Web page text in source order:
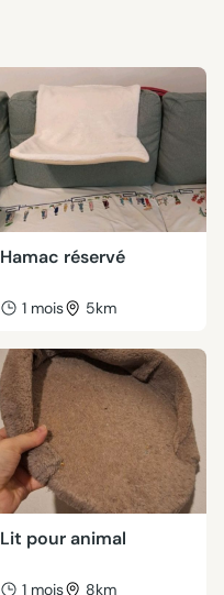
Hamac réservé
1 mois 5km
Lit pour animal
1 mois 8km